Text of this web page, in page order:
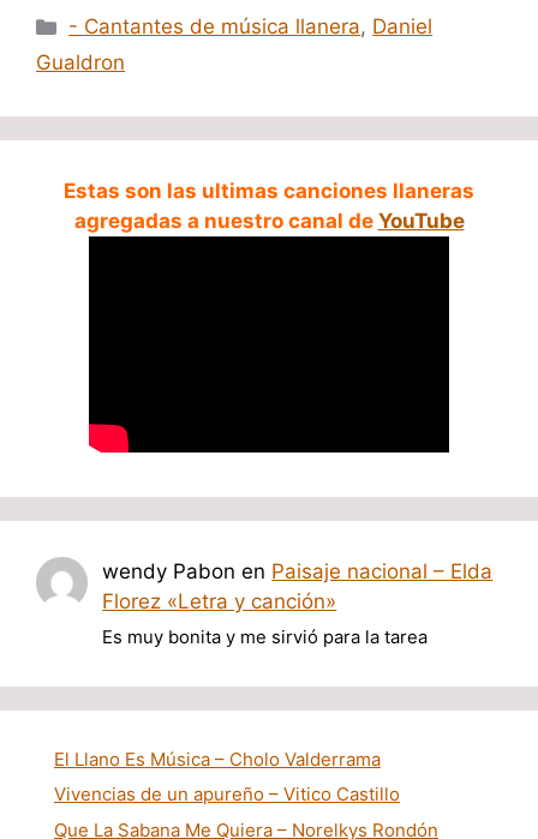
Categorías
- Cantantes de música llanera, Daniel
Gualdron
Estas son las ultimas canciones llaneras
agregadas a nuestro canal de YouTube
wendy Pabon en Paisaje nacional – Elda
Florez «Letra y canción»
Es muy bonita y me sirvió para la tarea
El Llano Es Música – Cholo Valderrama
Vivencias de un apureño – Vitico Castillo
Que La Sabana Me Quiera – Norelkys Rondón